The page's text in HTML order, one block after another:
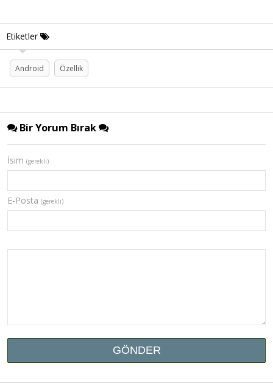
Etiketler
Android Özellik
Bir Yorum Bırak
İsim (gerekli)
E-Posta (gerekli)